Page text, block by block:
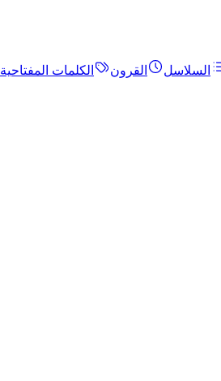
السلاسل القرون الكلمات المفتاحية